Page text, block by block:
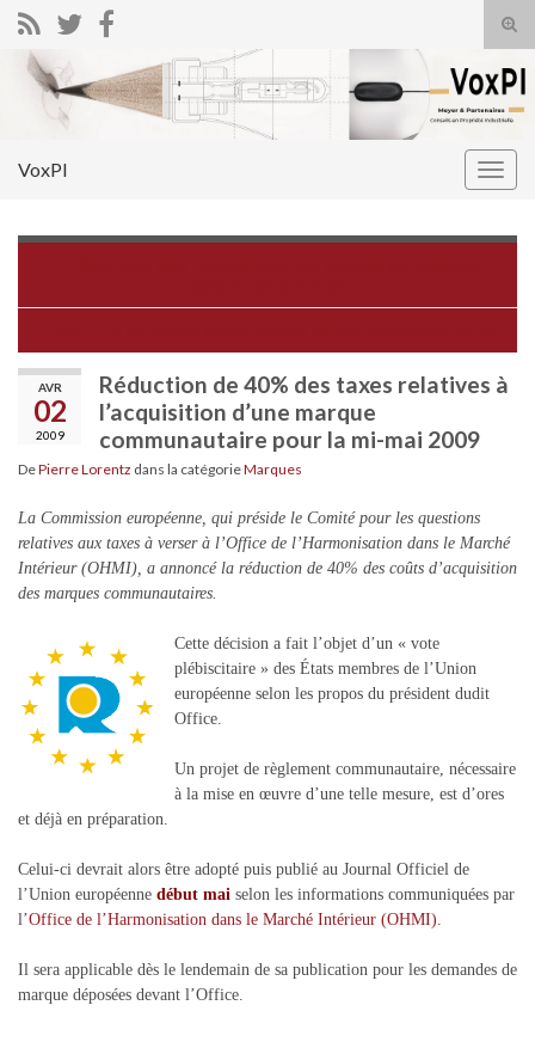
Search for:
VoxPI
AVR
02
2009
Réduction de 40% des taxes relatives à
l’acquisition d’une marque
communautaire pour la mi-mai 2009
DePierre Lorentz dans la catégorieMarques
La Commission européenne, qui préside le Comité pour les questions
relatives aux taxes à verser à l’Office de l’Harmonisation dans le Marché
Intérieur (OHMI), a annoncé la réduction de 40% des coûts d’acquisition
des marques communautaires.
Cette décision a fait l’objet d’un « vote
plébiscitaire » des États membres de l’Union
européenne selon les propos du président dudit
Office.
Un projet de règlement communautaire, nécessaire
à la mise en œuvre d’une telle mesure, est d’ores
et déjà en préparation.
Celui-ci devrait alors être adopté puis publié au Journal Officiel de
l’Union européenne début mai selon les informations communiquées par
l’Office de l’Harmonisation dans le Marché Intérieur (OHMI).
Il sera applicable dès le lendemain de sa publication pour les demandes de
marque déposées devant l’Office.